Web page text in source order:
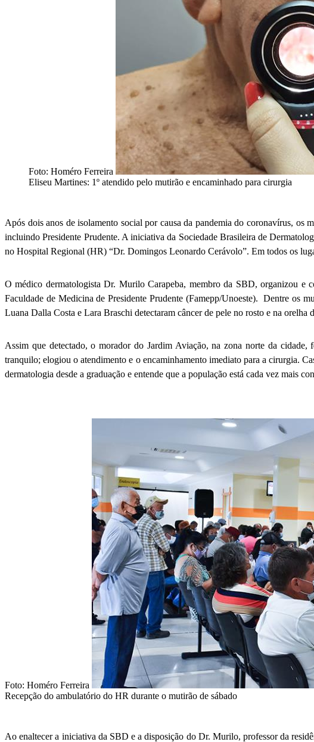
Foto: Homéro Ferreira
Eliseu Martines: 1º atendido pelo mutirão e encaminhado para cirurgia
Após dois anos de isolamento social por causa da pandemia do coronavírus, os
incluindo Presidente Prudente. A iniciativa da Sociedade Brasileira de
no Hospital Regional (HR) “Dr. Domingos Leonardo Cerávolo”. Em todos os
O médico dermatologista Dr. Murilo Carapeba, membro da SBD, organizou e
Faculdade de Medicina de Presidente Prudente (Famepp/Unoeste). Dentre os
Luana Dalla Costa e Lara Braschi detectaram câncer de pele no rosto e na orelha
Assim que detectado, o morador do Jardim Aviação, na zona norte da
tranquilo; elogiou o atendimento e o encaminhamento imediato para a cirurgia.
dermatologia desde a graduação e entende que a população está cada vez mais
Foto: Homéro Ferreira
Recepção do ambulatório do HR durante o mutirão de sábado
Ao enaltecer a iniciativa da SBD e a disposição do Dr. Murilo, professor da